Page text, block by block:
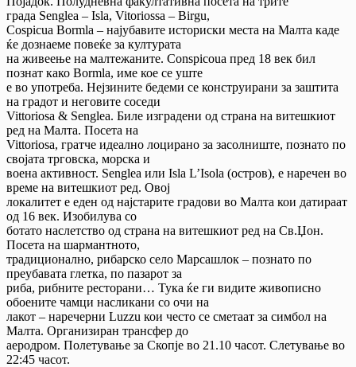
града Senglea – Isla, Vitoriossa – Birgu,
Cospicua Bormla – најубавите историски места на Малта каде
ќе дознаеме повеќе за културата
на живеење на малтежаните. Conspicoua пред 18 век бил
познат како Bormla, име кое се уште
е во употреба. Нејзините бедеми се конструирани за заштита
на градот и неговите соседи
Vittoriosa & Senglea. Биле изградени од страна на витешкиот
ред на Малта. Посета на
Vittoriosa, гратче идеално лоцирано за засолниште, познато по
својата трговска, морска и
воена активност. Senglea или Isla L’Isola (остров), е наречен во
време на витешкиот ред. Овој
локалитет е еден од најстарите градови во Малта кои датираат
од 16 век. Изобилува со
ботато наслетство од страна на витешкиот ред на Св.Џон.
Посета на шармантното,
традиционално, рибарско село Марсашлок – познато по
преубавата глетка, по пазарот за
риба, рибните ресторани… Тука ќе ги видите живописно
обоените чамци насликани со очи на
лакот – наречерни Luzzu кои често се сметаат за симбол на
Малта. Организиран трансфер до
аеродром. Полетување за Скопје во 21.10 часот. Слетување во
22:45 часот.